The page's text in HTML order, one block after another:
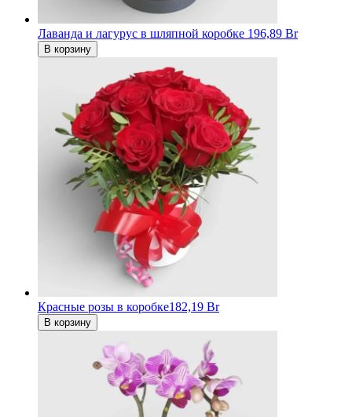
Лаванда и лагурус в шляпной коробке 196,89 Br
В корзину
Красные розы в коробке182,19 Br
В корзину